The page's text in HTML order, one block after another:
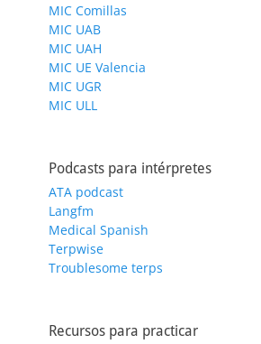
MIC Comillas
MIC UAB
MIC UAH
MIC UE Valencia
MIC UGR
MIC ULL
Podcasts para intérpretes
ATA podcast
Langfm
Medical Spanish
Terpwise
Troublesome terps
Recursos para practicar